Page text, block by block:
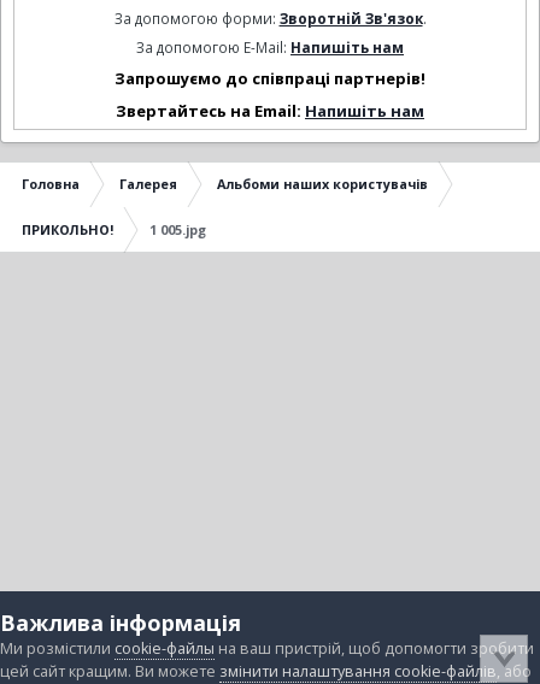
За допомогою форми: Зворотній Зв'язок.
За допомогою E-Mail: Напишіть нам
Запрошуємо до співпраці партнерів!
Звертайтесь на Email: Напишіть нам
Головна Галерея Альбоми наших користувачів
ПРИКОЛЬНО! 1 005.jpg
Важлива інформація
Ми розмістили cookie-файлы на ваш пристрій, щоб допомогти зробити
цей сайт кращим. Ви можете змінити налаштування cookie-файлів, або